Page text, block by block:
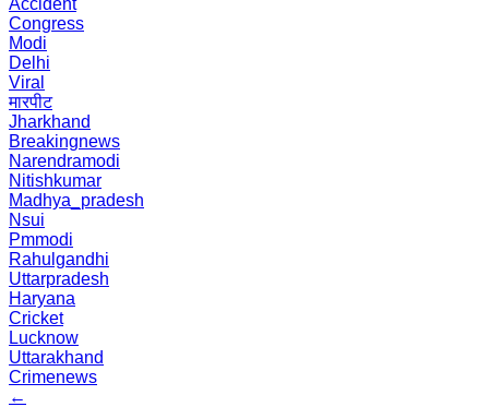
Accident
Congress
Modi
Delhi
Viral
मारपीट
Jharkhand
Breakingnews
Narendramodi
Nitishkumar
Madhya_pradesh
Nsui
Pmmodi
Rahulgandhi
Uttarpradesh
Haryana
Cricket
Lucknow
Uttarakhand
Crimenews
←